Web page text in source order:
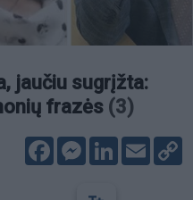
jaučiu sugrįžta:
frazės (3)
FacebookMessenger
LinkedIn
Email